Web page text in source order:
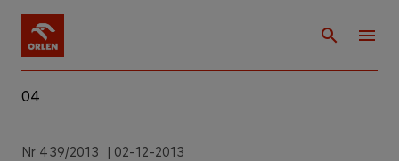
04
Nr 439/2013 | 02-12-2013